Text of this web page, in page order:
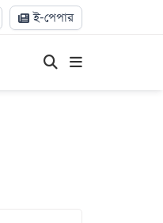
ই-পেপার